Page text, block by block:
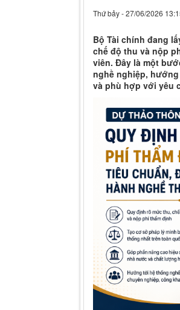
Thứ bảy - 27/06/2026
Bộ Tài chính đang
chế độ thu và nộp
viên. Đây là một
nghề nghiệp,
và phù hợp với yêu